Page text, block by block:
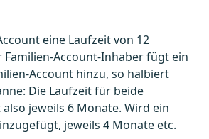
eine Laufzeit von 12
Account-Inhaber fügt ein
Account hinzu, so halbiert
Die Laufzeit für beide
jeweils 6 Monate. Wird ein
jeweils 4 Monate etc.